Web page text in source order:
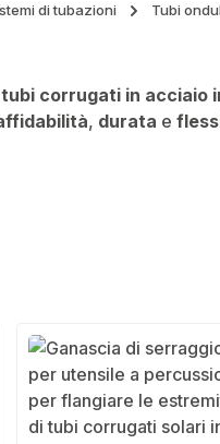
di tubazioni Tubi
tubi corrugati in acciaio
, durata e